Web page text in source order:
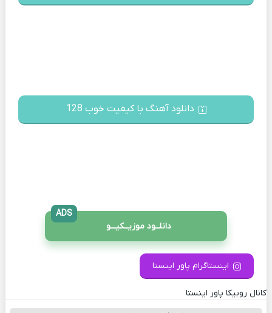
دانلود آهنگ با کیفیت خوب 128
دانلــود موزیــکیـــو
ADS
اینستاگرام پاور اینستا
کانال روبیکا پاور اینستا